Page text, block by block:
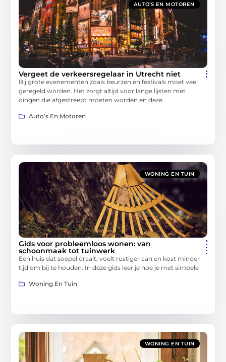
AUTO’S EN MOTOREN
Vergeet de verkeersregelaar in Utrecht niet
Bij grote evenementen zoals beurzen en festivals moet veel
geregeld worden. Het zorgt altijd voor lange lijsten met
dingen die afgestreept moeten worden en deze
Auto’s En Motoren
WONING EN TUIN
Gids voor probleemloos wonen: van
schoonmaak tot tuinwerk
Een huis dat soepel draait, voelt rustiger aan en kost minder
tijd om bij te houden. In deze gids leer je hoe je met simpele
Woning En Tuin
WONING EN TUIN